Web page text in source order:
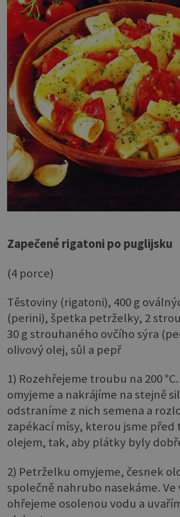
Zapečené rigatoni po puglijsku
(4 porce)
Těstoviny (rigatoni), 400 g
(perini), špetka petrželky, 2
30 g strouhaného ovčího sýra
olivový olej, sůl a pepř
1) Rozehřejeme troubu na 200
omyjeme a nakrájíme na stejně
odstraníme z nich semena a
zapékací mísy, kterou jsme před
olejem, tak, aby plátky byly
2) Petrželku omyjeme, česnek
společně nahrubo nasekáme.
ohřejeme osolenou vodu a